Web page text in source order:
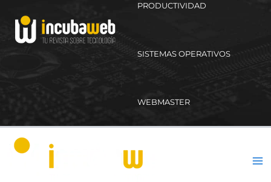
PRODUCTIVIDAD
SISTEMAS OPERATIVOS
WEBMASTER